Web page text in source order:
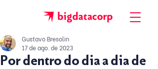
Por dentro do dia a dia de
Gustavo Bresolin
17 de ago. de 2023